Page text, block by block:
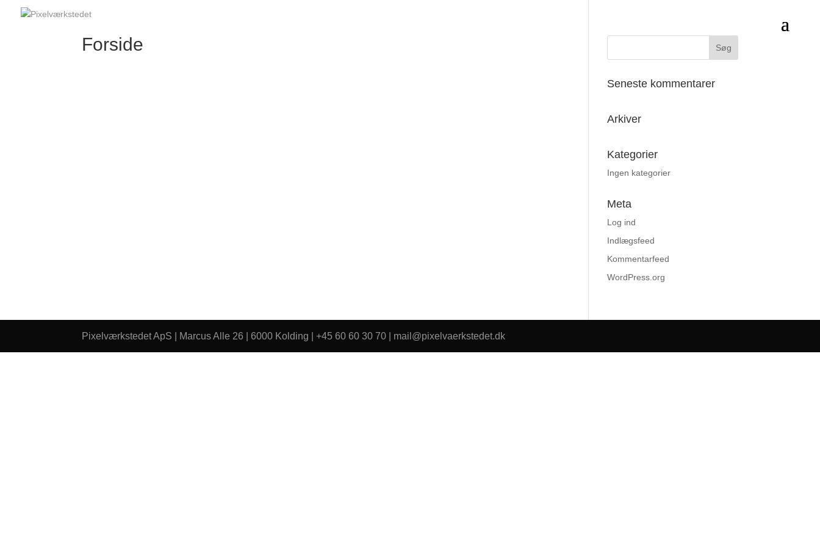
Forside
Seneste kommentarer
Arkiver
Kategorier
Ingen kategorier
Meta
Log ind
Indlægsfeed
Kommentarfeed
WordPress.org
Pixelværkstedet ApS | Marcus Alle 26 | 6000 Kolding | +45 60 60 30 70 | mail@pixelvaerkstedet.dk